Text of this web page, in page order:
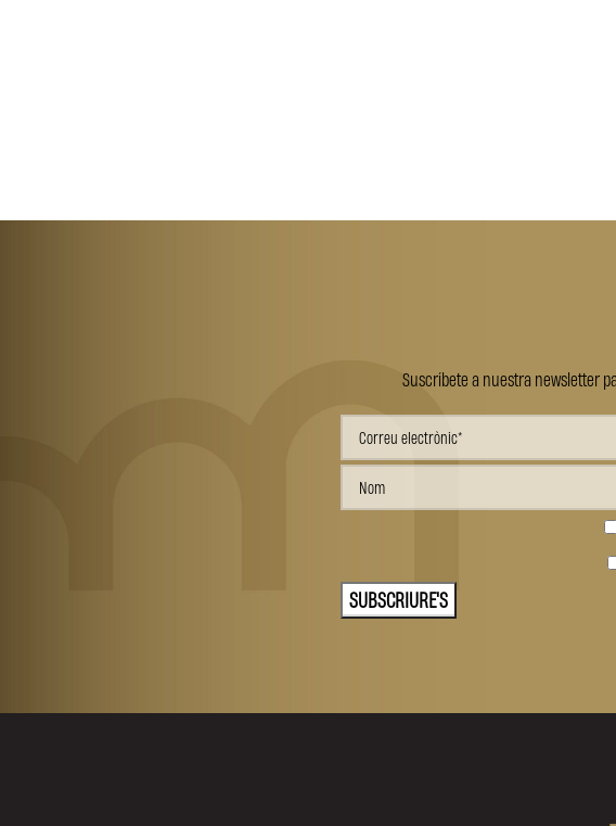
Suscríbete a nuestra newsletter